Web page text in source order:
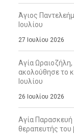
Άγιος
Ιουλίου
27 Ιουλίου 2026
Αγία
ακολούθησε το
Ιουλίου
26 Ιουλίου 2026
Αγία
θεραπευτής του